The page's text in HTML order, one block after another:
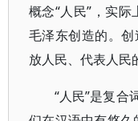
概念“人民”，实
毛泽东创造的。
放人民、代表人民
“人民”是复合